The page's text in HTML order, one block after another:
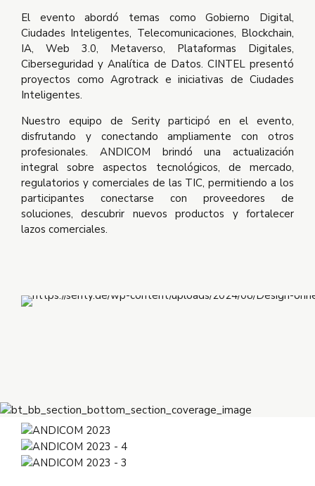
El evento abordó temas como Gobierno Digital,
Ciudades Inteligentes, Telecomunicaciones, Blockchain,
IA, Web 3.0, Metaverso, Plataformas Digitales,
Ciberseguridad y Analítica de Datos. CINTEL presentó
proyectos como Agrotrack e iniciativas de Ciudades
Inteligentes.
Nuestro equipo de Serity participó en el evento,
disfrutando y conectando ampliamente con otros
profesionales. ANDICOM brindó una actualización
integral sobre aspectos tecnológicos, de mercado,
regulatorios y comerciales de las TIC, permitiendo a los
participantes conectarse con proveedores de
soluciones, descubrir nuevos productos y fortalecer
lazos comerciales.